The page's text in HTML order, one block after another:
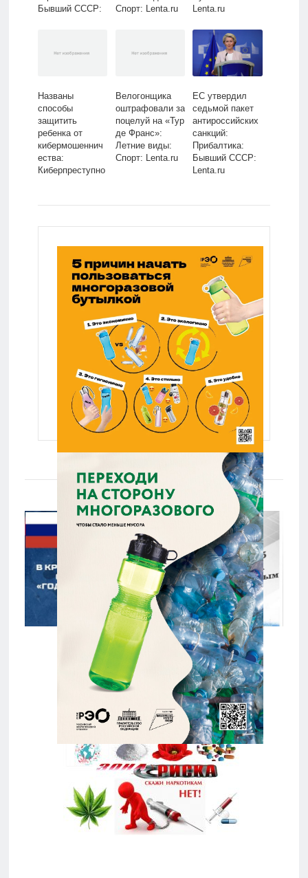
Бывший СССР:
Спорт: Lenta.ru
Lenta.ru
Названы
способы
защитить
ребенка от
кибермошеннич
ества:
Киберпреступно
Велогонщика
оштрафовали за
поцелуй на «Тур
де Франс»:
Летние виды:
Спорт: Lenta.ru
ЕС утвердил
седьмой пакет
антироссийских
санкций:
Прибалтика:
Бывший СССР:
Lenta.ru